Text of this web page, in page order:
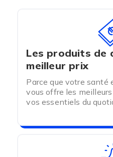
NOS
FIABILITÉ
de haute qualité qui se
Les produits de
meilleur prix
Parce que votre santé
vous offre les
vos essentiels du